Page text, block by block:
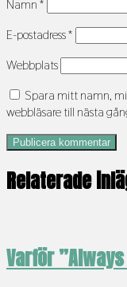
Namn*
E-postadress*
Webbplats
Spara mitt namn,
webbläsare till nästa
Relaterade
Varför